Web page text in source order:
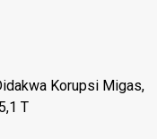
Korupsi Migas,
T